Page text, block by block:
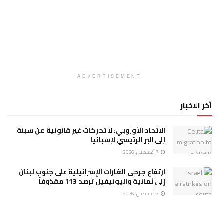
ADVERTISEMENT
آخر الاخبار
الاتحاد الأوروبي: لا تحركات غير قانونية من سبتة
إلى البر الرئيسي لإسبانيا
ارتفاع جرحى الغارات الإسرائيلية على جنوب لبنان
إلى ثمانية واليونيفيل ترصد 113 مقذوفاً